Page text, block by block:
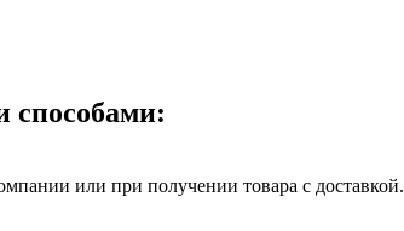
способами:
или при получении товара с доставкой.